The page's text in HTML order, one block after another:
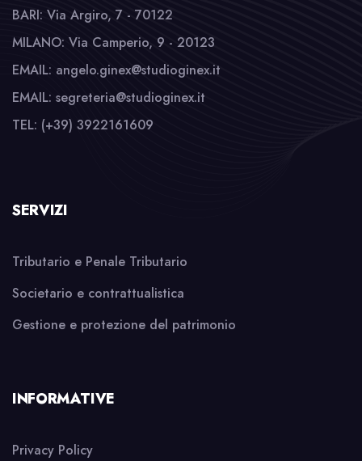
BARI: Via Argiro, 7 - 70122
MILANO: Via Camperio, 9 - 20123
EMAIL: angelo.ginex@studioginex.it
EMAIL: segreteria@studioginex.it
TEL: (+39) 3922161609
SERVIZI
Tributario e Penale Tributario
Societario e contrattualistica
Gestione e protezione del patrimonio
INFORMATIVE
Privacy Policy